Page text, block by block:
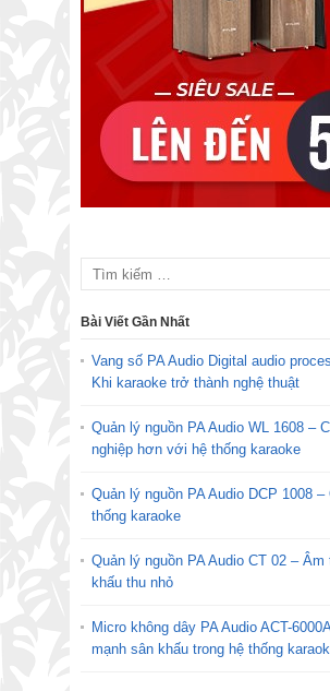
Bài Viết Gần Nhất
Vang số PA Audio Digital audio
Khi karaoke trở thành nghệ thuật
Quản lý nguồn PA Audio WL 1608 –
nghiệp hơn với hệ thống karaoke
Quản lý nguồn PA Audio DCP 1008 –
thống karaoke
Quản lý nguồn PA Audio CT 02 – Âm
khấu thu nhỏ
Micro không dây PA Audio ACT-
mạnh sân khấu trong hệ thống